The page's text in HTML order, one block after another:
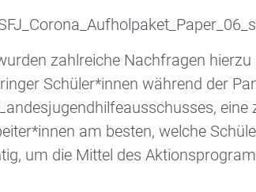
zahlreiche Nachfragen
Schüler*innen während der
am besten, welche
um die Mittel des